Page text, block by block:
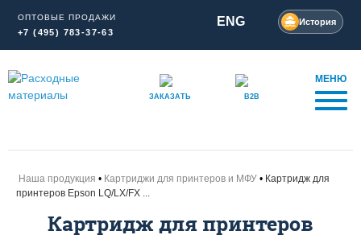
ОПТОВЫЕ ПРОДАЖИ
+7 (495) 783-37-63
ENG История
ЗАКАЗАТЬ B2B
МЕНЮ
Наша продукция Картриджи для принтеров и МФУ
Картридж для
принтеров Epson LQ/LX/FX ...
Картридж для принтеров